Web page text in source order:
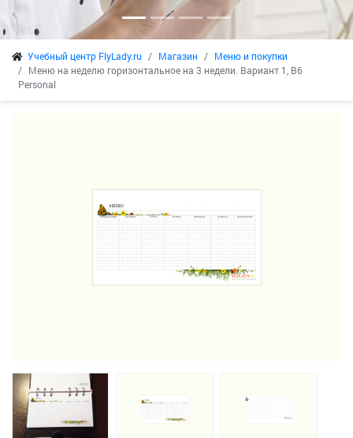
Учебный центр FlyLady.ru Магазин
Меню и покупки
Меню на неделю горизонтальное на 3 недели. Вариант 1, B6
Personal